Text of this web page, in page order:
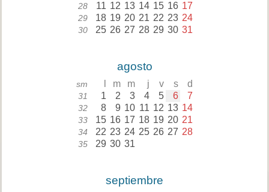
28 11 12 13 14 15 16 17
29 18 19 20 21 22 23 24
30 25 26 27 28 29 30 31
agosto
sm m m j v s d
31 1 2 3 4 5 6 7
32 8 9 10 11 12 13 14
33 15 16 17 18 19 20 21
34 22 23 24 25 26 27 28
35 29 30 31
septiembre